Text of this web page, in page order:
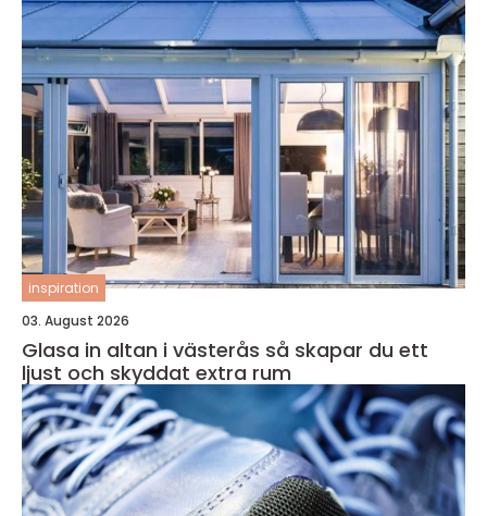
inspiration
03. August 2026
Glasa in altan i västerås så skapar du ett
ljust och skyddat extra rum